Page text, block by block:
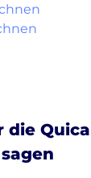
die
sagen